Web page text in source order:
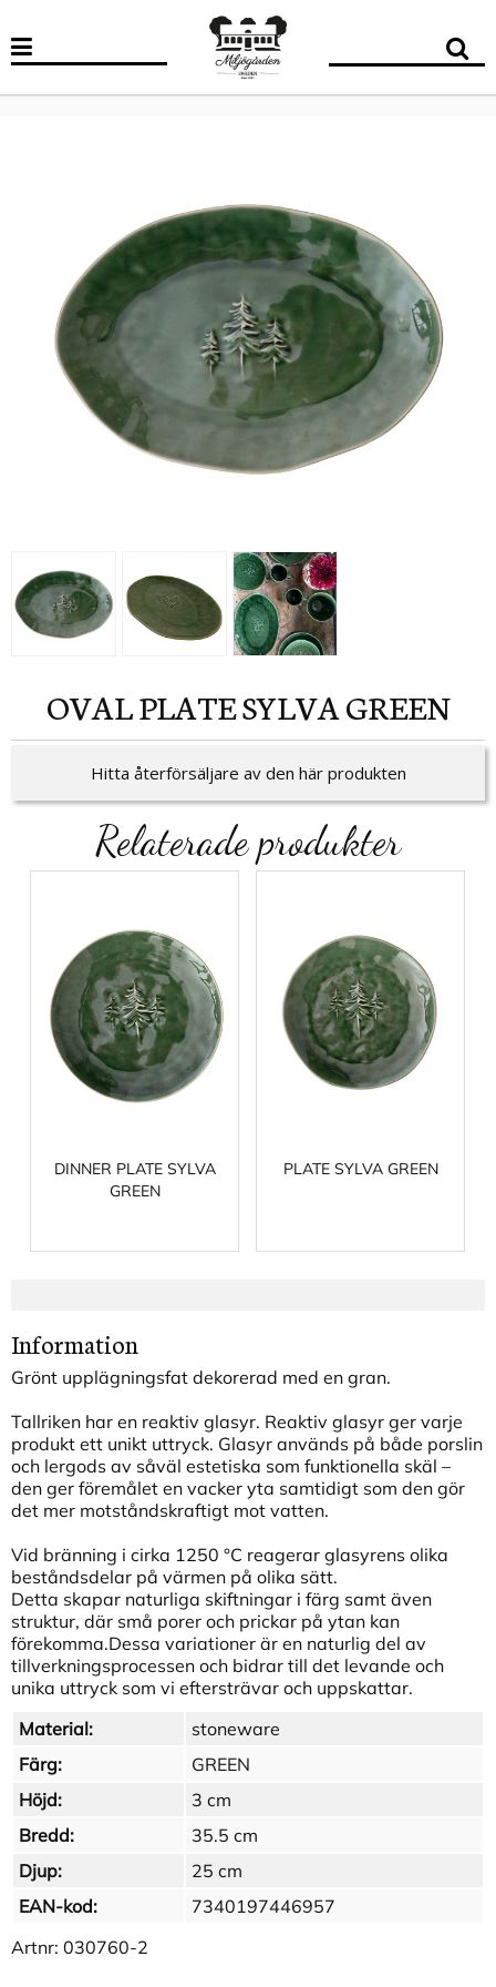
OVAL PLATE SYLVA GREEN
Hitta återförsäljare av den här produkten
Relaterade produkter
DINNER PLATE SYLVA
GREEN
PLATE SYLVA GREEN
Information
Grönt upplägningsfat dekorerad med en gran.
Tallriken har en reaktiv glasyr. Reaktiv glasyr ger varje
produkt ett unikt uttryck. Glasyr används på både porslin
och lergods av såväl estetiska som funktionella skäl –
den ger föremålet en vacker yta samtidigt som den gör
det mer motståndskraftigt mot vatten.
Vid bränning i cirka 1250 °C reagerar glasyrens olika
beståndsdelar på värmen på olika sätt.
Detta skapar naturliga skiftningar i färg samt även
struktur, där små porer och prickar på ytan kan
förekomma.Dessa variationer är en naturlig del av
tillverkningsprocessen och bidrar till det levande och
unika uttryck som vi eftersträvar och uppskattar.
Material:
stoneware
Färg:
GREEN
Höjd:
3 cm
Bredd:
35.5 cm
Djup:
25 cm
EAN-kod:
7340197446957
Artnr: 030760-2